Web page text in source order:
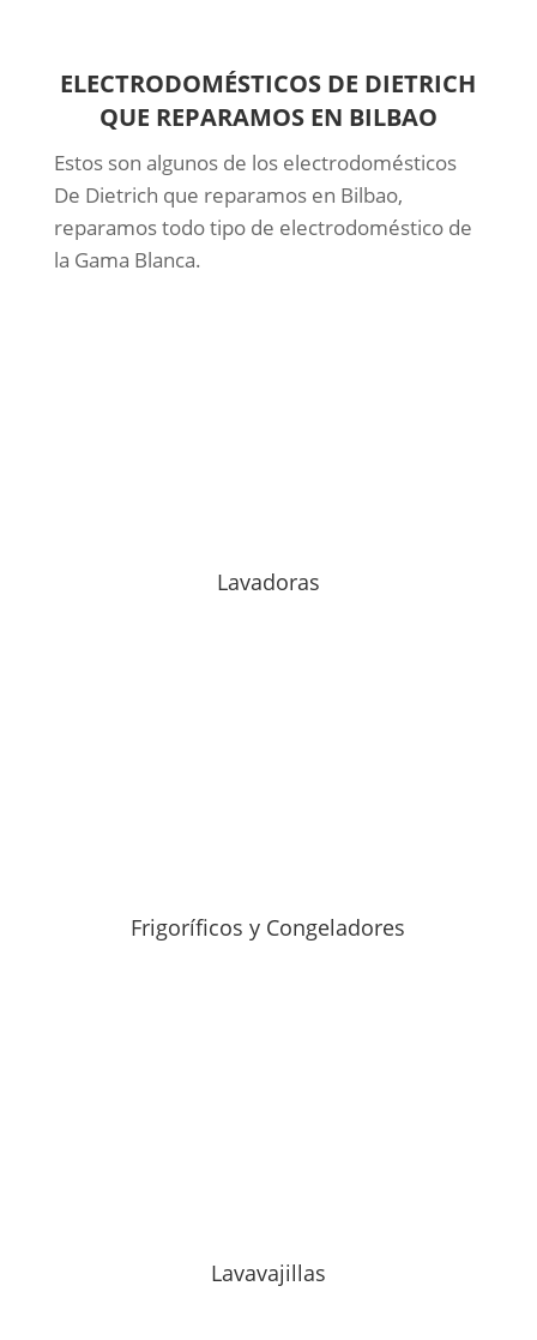
ELECTRODOMÉSTICOS DE DIETRICH
QUE REPARAMOS EN BILBAO
Estos son algunos de los electrodomésticos
De Dietrich que reparamos en Bilbao,
reparamos todo tipo de electrodoméstico de
la Gama Blanca.
Lavadoras
Frigoríficos y Congeladores
Lavavajillas